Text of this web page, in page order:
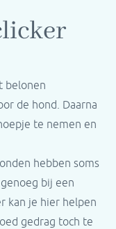
belonen
de hond. Daarna
te nemen en
hebben soms
bij een
kan je hier helpen
gedrag toch te